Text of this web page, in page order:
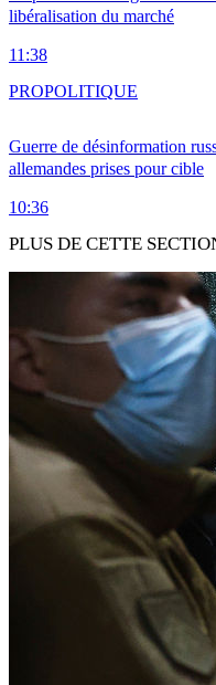
libéralisation du marché
11:38
Guerre de désinformation
allemandes prises pour cible
10:36
PROPOLITIQUE
PLUS DE CETTE